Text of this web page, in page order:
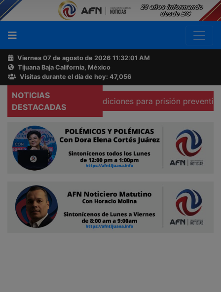
Viernes 07 de agosto de 2026 11:32:02 AM
Tijuana Baja California, México
Visitas durante el día de hoy: 47,056
NOTICIAS
DESTACADAS
que existen condiciones para prisión preventiva
Buscador
Acerca
de
AFN
Ventas
Contacto
Reportero
Ciudadano